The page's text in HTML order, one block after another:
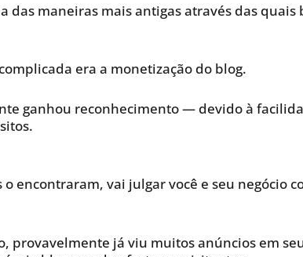
das maneiras mais antigas através das
era a monetização do blog.
ganhou reconhecimento — devido à
encontraram, vai julgar você e seu negócio
provavelmente já viu muitos anúncios em